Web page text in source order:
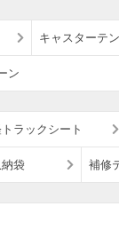
キャスターテ
ン
ラックシート
納袋 補修